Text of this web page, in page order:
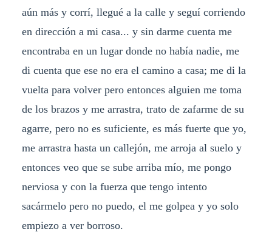
aún más y corrí, llegué a la calle y seguí corriendo
en dirección a mi casa... y sin darme cuenta me
encontraba en un lugar donde no había nadie, me
di cuenta que ese no era el camino a casa; me di la
vuelta para volver pero entonces alguien me toma
de los brazos y me arrastra, trato de zafarme de su
agarre, pero no es suficiente, es más fuerte que yo,
me arrastra hasta un callejón, me arroja al suelo y
entonces veo que se sube arriba mío, me pongo
nerviosa y con la fuerza que tengo intento
sacármelo pero no puedo, el me golpea y yo solo
empiezo a ver borroso.